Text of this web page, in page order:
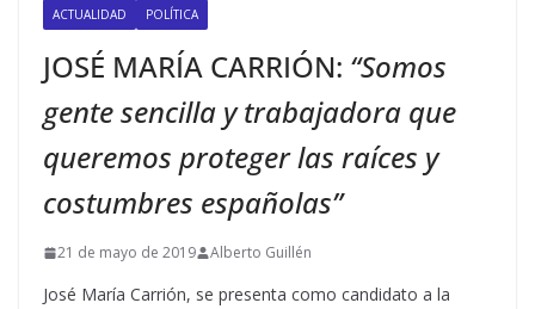
ACTUALIDAD POLÍTICA
JOSÉ MARÍA CARRIÓN: “Somos
gente sencilla y trabajadora que
queremos proteger las raíces y
costumbres españolas”
21 de mayo de 2019 Alberto Guillén
José María Carrión, se presenta como candidato a la